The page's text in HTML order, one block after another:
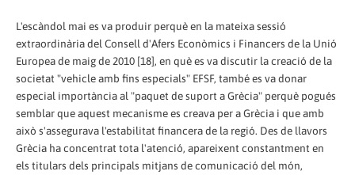
L'escàndol mai es va produir perquè en la mateixa sessió
extraordinària del Consell d'Afers Econòmics i Financers de la Unió
Europea de maig de 2010 [18], en què es va discutir la creació de la
societat "vehicle amb fins especials" EFSF, també es va donar
especial importància al "paquet de suport a Grècia" perquè pogués
semblar que aquest mecanisme es creava per a Grècia i que amb
això s'assegurava l'estabilitat financera de la regió. Des de llavors
Grècia ha concentrat tota l'atenció, apareixent constantment en
els titulars dels principals mitjans de comunicació del món,